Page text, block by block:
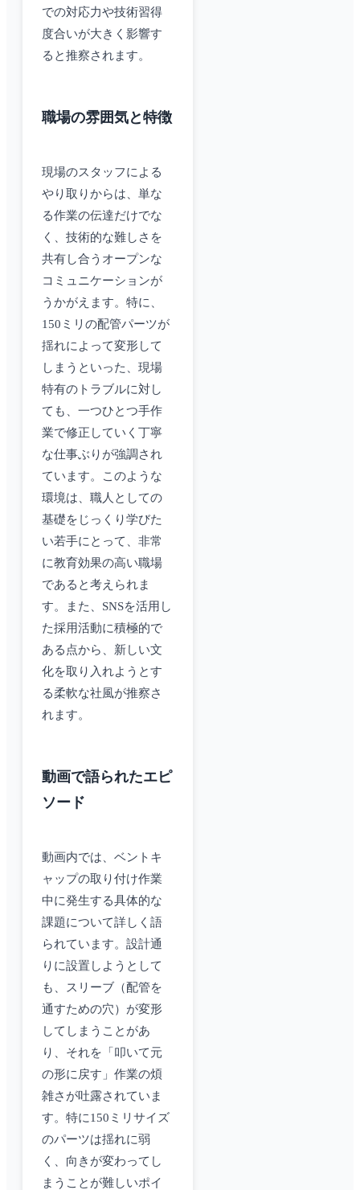
での対応力や技術習得
度合いが大きく影響す
ると推察されます。
職場の雰囲気と特徴
現場のスタッフによる
やり取りからは、単な
る作業の伝達だけでな
く、技術的な難しさを
共有し合うオープンな
コミュニケーションが
うかがえます。特に、
150ミリの配管パーツが
揺れによって変形して
しまうといった、現場
特有のトラブルに対し
ても、一つひとつ手作
業で修正していく丁寧
な仕事ぶりが強調され
ています。このような
環境は、職人としての
基礎をじっくり学びた
い若手にとって、非常
に教育効果の高い職場
であると考えられま
す。また、SNSを活用し
た採用活動に積極的で
ある点から、新しい文
化を取り入れようとす
る柔軟な社風が推察さ
れます。
動画で語られたエピ
ソード
動画内では、ベントキ
ャップの取り付け作業
中に発生する具体的な
課題について詳しく語
られています。設計通
りに設置しようとして
も、スリーブ（配管を
通すための穴）が変形
してしまうことがあ
り、それを「叩いて元
の形に戻す」作業の煩
雑さが吐露されていま
す。特に150ミリサイズ
のパーツは揺れに弱
く、向きが変わってし
まうことが難しいポイ